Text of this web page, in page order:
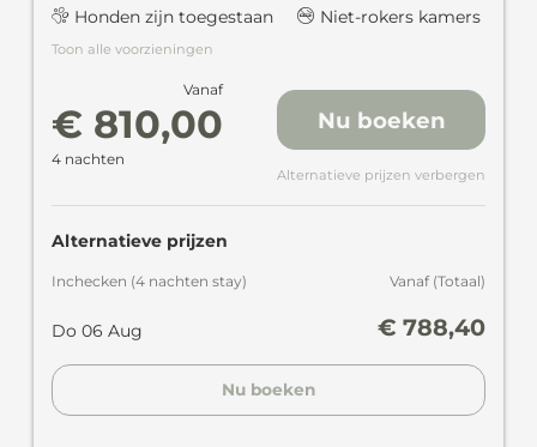
Honden zijn toegestaan
Niet-rokers kamers
Toon alle voorzieningen
Vanaf
€ 810,00
4 nachten
Nu boeken
Alternatieve prijzen verbergen
Alternatieve prijzen
Inchecken (4 nachten stay) Vanaf(Totaal)
Do 06 Aug € 788,40
Nu boeken